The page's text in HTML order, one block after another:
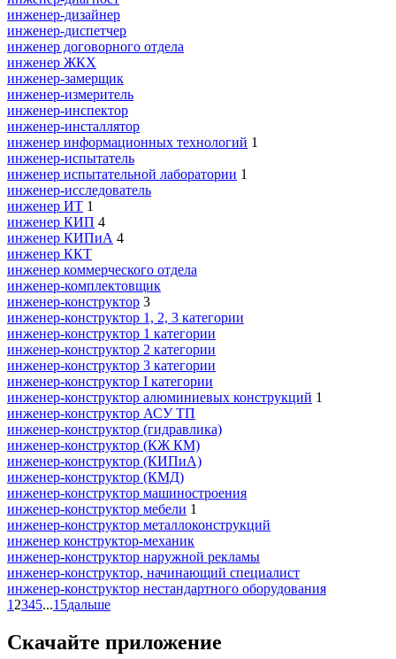
инженер-дизайнер
инженер-диспетчер
инженер договорного отдела
инженер ЖКХ
инженер-замерщик
инженер-измеритель
инженер-инспектор
инженер-инсталлятор
инженер информационных технологий 1
инженер-испытатель
инженер испытательной лаборатории 1
инженер-исследователь
инженер ИТ 1
инженер КИП 4
инженер КИПиА 4
инженер ККТ
инженер коммерческого отдела
инженер-комплектовщик
инженер-конструктор 3
инженер-конструктор 1, 2, 3 категории
инженер-конструктор 1 категории
инженер-конструктор 2 категории
инженер-конструктор 3 категории
инженер-конструктор I категории
инженер-конструктор алюминиевых конструкций 1
инженер-конструктор АСУ ТП
инженер-конструктор (гидравлика)
инженер-конструктор (КЖ КМ)
инженер-конструктор (КИПиА)
инженер-конструктор (КМД)
инженер-конструктор машиностроения
инженер-конструктор мебели 1
инженер-конструктор металлоконструкций
инженер конструктор-механик
инженер-конструктор наружной рекламы
инженер-конструктор, начинающий специалист
инженер-конструктор нестандартного оборудования
1 2345...15дальше
Скачайте приложение